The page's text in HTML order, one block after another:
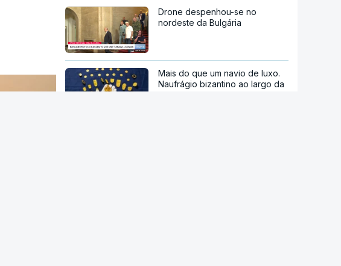
Drone despenhou-se no
nordeste da Bulgária
Mais do que um navio de luxo.
Naufrágio bizantino ao largo da